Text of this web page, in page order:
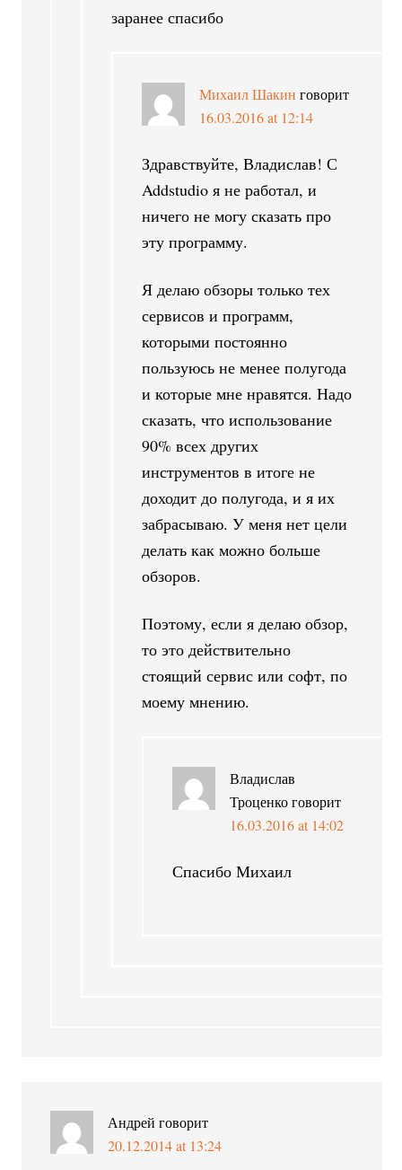
заранее спасибо
Михаил Шакин говорит
16.03.2016 at 12:14
Здравствуйте, Владислав! С
Addstudio я не работал, и
ничего не могу сказать про
эту программу.
Я делаю обзоры только тех
сервисов и программ,
которыми постоянно
пользуюсь не менее полугода
и которые мне нравятся. Надо
сказать, что использование
90% всех других
инструментов в итоге не
доходит до полугода, и я их
забрасываю. У меня нет цели
делать как можно больше
обзоров.
Поэтому, если я делаю обзор,
то это действительно
стоящий сервис или софт, по
моему мнению.
Владислав
Троценко говорит
16.03.2016 at 14:02
Спасибо Михаил
Андрей говорит
20.12.2014 at 13:24